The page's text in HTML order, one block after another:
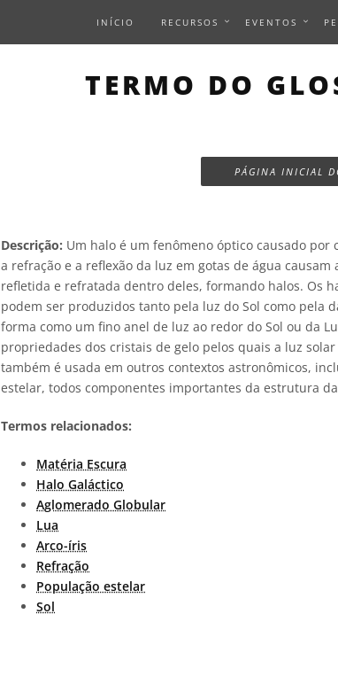
INÍCIO RECURSOS EVENTOS
TERMO DO
PÁGINA INICIAL
Descrição: Um halo é um fenômeno óptico causado
a refração e a reflexão da luz em gotas de água
refletida e refratada dentro deles, formando halos. Os
podem ser produzidos tanto pela luz do Sol como pela
forma como um fino anel de luz ao redor do Sol ou da
propriedades dos cristais de gelo pelos quais a luz
também é usada em outros contextos astronômicos,
estelar, todos componentes importantes da estrutura
Termos relacionados:
Matéria Escura
Halo Galáctico
Aglomerado Globular
Lua
Arco-íris
Refração
População estelar
Sol